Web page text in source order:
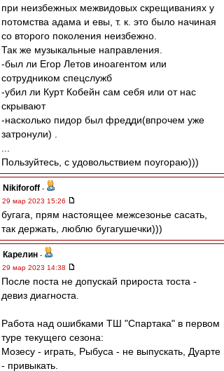
при неизбежных межвидовых скрещиваниях у
потомства адама и евы, т. к. это было начиная
со второго поколения неизбежно.
Так же музыкальные направления.
-был ли Егор Летов иноагентом или
сотрудником спецслужб
-убил ли Курт Кобейн сам себя или от нас
скрывают
-насколько пидор был фредди(впрочем уже
затронули) .
Пользуйтесь, с удовольствием поугораю)))
Nikiforoff -
29 мар 2023 15:26
бугага, прям настоящее межсезонье сасать,
так держать, люблю бугагушечки)))
Карелин -
29 мар 2023 14:38
После поста не допускай прироста тоста -
девиз диагноста.
Работа над ошибками ТШ "Спартака" в первом
туре текущего сезона:
Мозесу - играть, Рыбуса - не выпускать, Дуарте
- привыкать.